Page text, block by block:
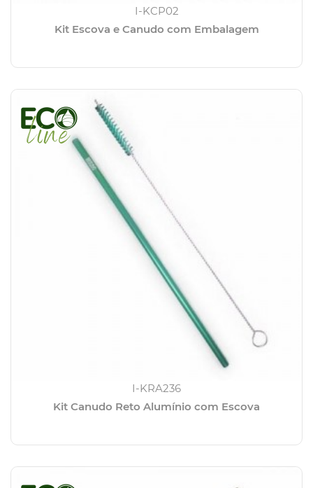
I-KCP02
Kit Escova e Canudo com Embalagem
I-KRA236
Kit Canudo Reto Alumínio com Escova